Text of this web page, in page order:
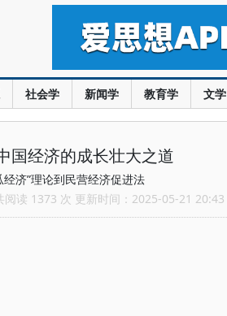
社会学 新闻学 教育学 文学
国经济的成长壮大之道
济”理论到民营经济促进法
阅读 1373 次 更新时间：2025-05-21 20:43